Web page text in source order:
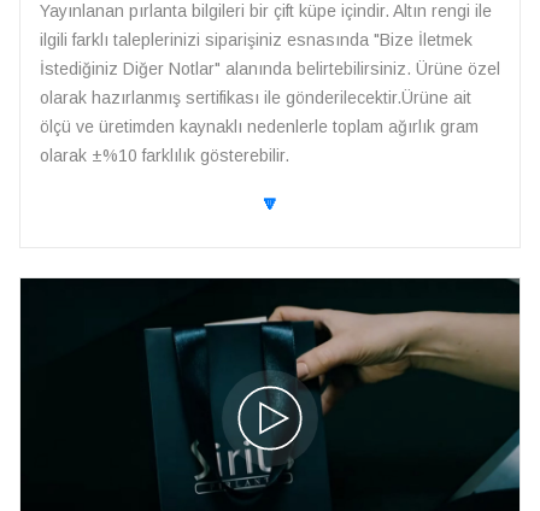
Yayınlanan pırlanta bilgileri bir çift küpe içindir. Altın rengi ile
ilgili farklı taleplerinizi siparişiniz esnasında "Bize İletmek
İstediğiniz Diğer Notlar" alanında belirtebilirsiniz. Ürüne özel
olarak hazırlanmış sertifikası ile gönderilecektir.Ürüne ait
ölçü ve üretimden kaynaklı nedenlerle toplam ağırlık gram
olarak ±%10 farklılık gösterebilir.
🔽